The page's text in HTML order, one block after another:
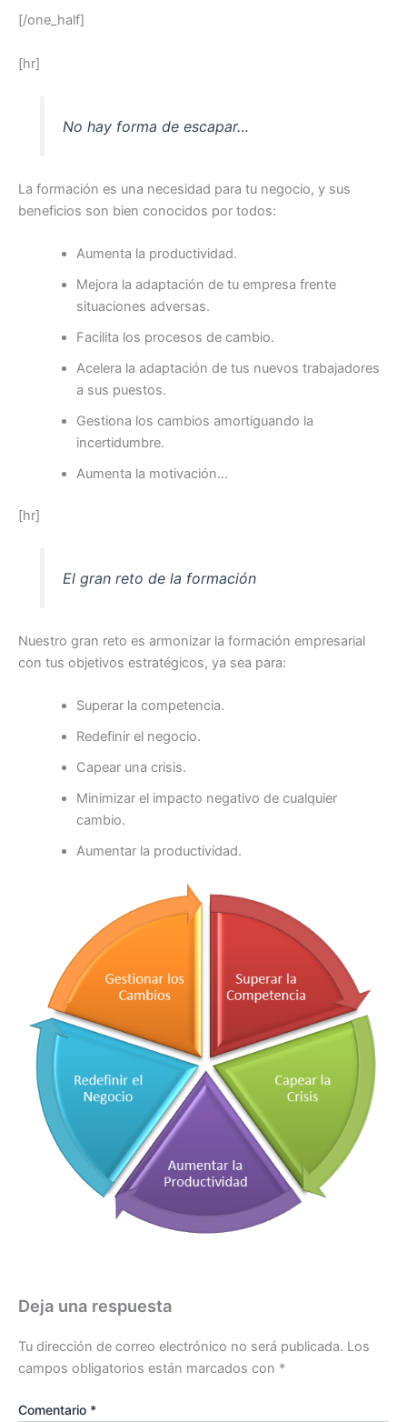
[/one_half]
[hr]
No hay forma de escapar…
La formación es una necesidad para tu negocio, y sus
beneficios son bien conocidos por todos:
Aumenta la productividad.
Mejora la adaptación de tu empresa frente
situaciones adversas.
Facilita los procesos de cambio.
Acelera la adaptación de tus nuevos trabajadores
a sus puestos.
Gestiona los cambios amortiguando la
incertidumbre.
Aumenta la motivación…
[hr]
El gran reto de la formación
Nuestro gran reto es armonizar la formación empresarial
con tus objetivos estratégicos, ya sea para:
Superar la competencia.
Redefinir el negocio.
Capear una crisis.
Minimizar el impacto negativo de cualquier
cambio.
Aumentar la productividad.
Deja una respuesta
Tu dirección de correo electrónico no será publicada. Los
campos obligatorios están marcados con *
Comentario *